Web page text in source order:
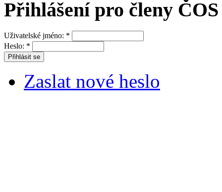
Přihlášení pro členy ČOS
Uživatelské jméno: *
Heslo: *
Zaslat nové heslo